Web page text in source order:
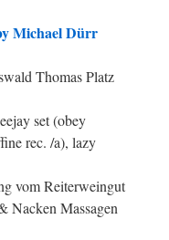
Michael Dürr
Thomas Platz
set (obey
rec. /a), lazy
vom Reiterweingut
Nacken Massagen